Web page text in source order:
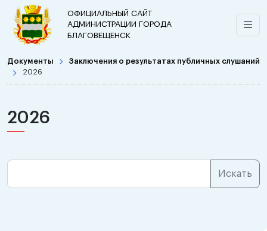
ОФИЦИАЛЬНЫЙ САЙТ
АДМИНИСТРАЦИИ ГОРОДА
БЛАГОВЕЩЕНСК
Документы Заключения о результатах публичных слушаний
2026
2026